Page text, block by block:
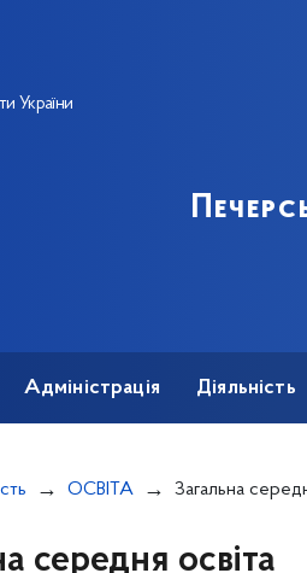
України
Адміністрація Діяльність
ОСВІТА Загальна
середня освіта